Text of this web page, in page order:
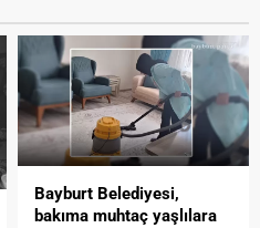
Bayburt Belediyesi,
bakıma muhtaç yaşlılara